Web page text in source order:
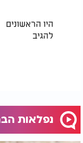
היו הראשונים
להגיב
נפלאות